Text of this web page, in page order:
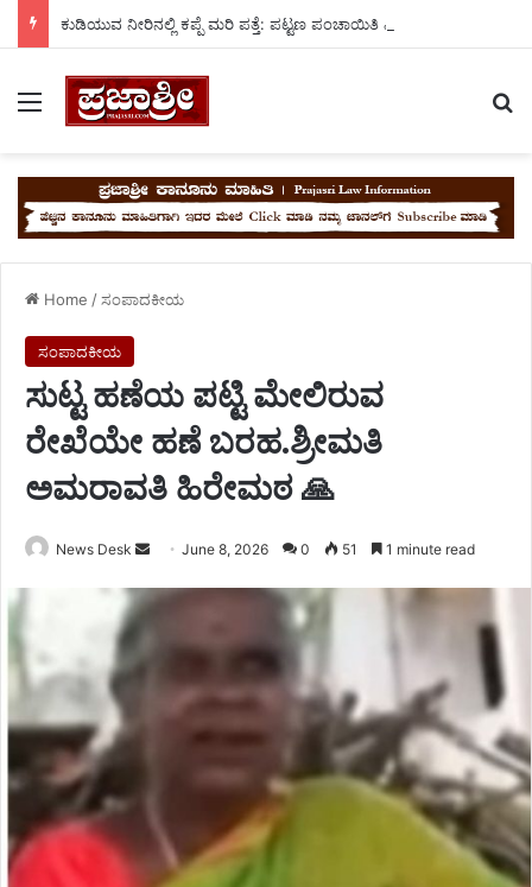
Menu
Home /ಸಂಪಾದಕೀಯ
ಸಂಪಾದಕೀಯ
ಸುಟ್ಟ ಹಣೆಯ ಪಟ್ಟಿ ಮೇಲಿರುವ
ರೇಖೆಯೇ ಹಣೆ ಬರಹ.ಶ್ರೀಮತಿ
ಅಮರಾವತಿ ಹಿರೇಮಠ 🙏
News Desk
Send
email
June 8, 2026 0 51 1 minute read